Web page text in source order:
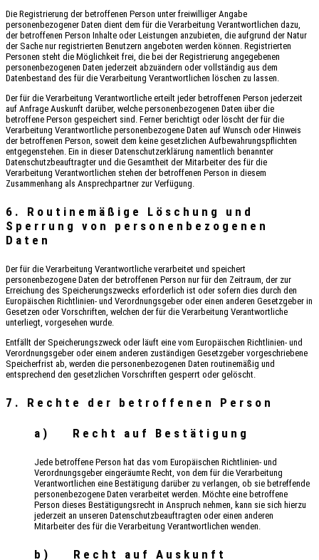
Die Registrierung der betroffenen Person unter freiwilliger Angabe
personenbezogener Daten dient dem für die Verarbeitung Verantwortlichen dazu,
der betroffenen Person Inhalte oder Leistungen anzubieten, die aufgrund der Natur
der Sache nur registrierten Benutzern angeboten werden können. Registrierten
Personen steht die Möglichkeit frei, die bei der Registrierung angegebenen
personenbezogenen Daten jederzeit abzuändern oder vollständig aus dem
Datenbestand des für die Verarbeitung Verantwortlichen löschen zu lassen.
Der für die Verarbeitung Verantwortliche erteilt jeder betroffenen Person jederzeit
auf Anfrage Auskunft darüber, welche personenbezogenen Daten über die
betroffene Person gespeichert sind. Ferner berichtigt oder löscht der für die
Verarbeitung Verantwortliche personenbezogene Daten auf Wunsch oder Hinweis
der betroffenen Person, soweit dem keine gesetzlichen Aufbewahrungspflichten
entgegenstehen. Ein in dieser Datenschutzerklärung namentlich benannter
Datenschutzbeauftragter und die Gesamtheit der Mitarbeiter des für die
Verarbeitung Verantwortlichen stehen der betroffenen Person in diesem
Zusammenhang als Ansprechpartner zur Verfügung.
6. Routinemäßige Löschung und
Sperrung von personenbezogenen
Daten
Der für die Verarbeitung Verantwortliche verarbeitet und speichert
personenbezogene Daten der betroffenen Person nur für den Zeitraum, der zur
Erreichung des Speicherungszwecks erforderlich ist oder sofern dies durch den
Europäischen Richtlinien- und Verordnungsgeber oder einen anderen Gesetzgeber in
Gesetzen oder Vorschriften, welchen der für die Verarbeitung Verantwortliche
unterliegt, vorgesehen wurde.
Entfällt der Speicherungszweck oder läuft eine vom Europäischen Richtlinien- und
Verordnungsgeber oder einem anderen zuständigen Gesetzgeber vorgeschriebene
Speicherfrist ab, werden die personenbezogenen Daten routinemäßig und
entsprechend den gesetzlichen Vorschriften gesperrt oder gelöscht.
7. Rechte der betroffenen Person
a) Recht auf Bestätigung
Jede betroffene Person hat das vom Europäischen Richtlinien- und
Verordnungsgeber eingeräumte Recht, von dem für die Verarbeitung
Verantwortlichen eine Bestätigung darüber zu verlangen, ob sie betreffende
personenbezogene Daten verarbeitet werden. Möchte eine betroffene
Person dieses Bestätigungsrecht in Anspruch nehmen, kann sie sich hierzu
jederzeit an unseren Datenschutzbeauftragten oder einen anderen
Mitarbeiter des für die Verarbeitung Verantwortlichen wenden.
b) Recht auf Auskunft